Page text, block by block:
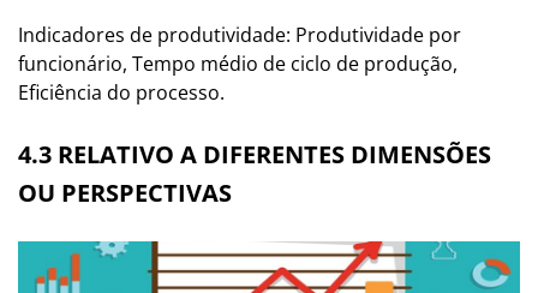
Indicadores de produtividade: Produtividade por
funcionário, Tempo médio de ciclo de produção,
Eficiência do processo.
4.3 RELATIVO A DIFERENTES DIMENSÕES
OU PERSPECTIVAS